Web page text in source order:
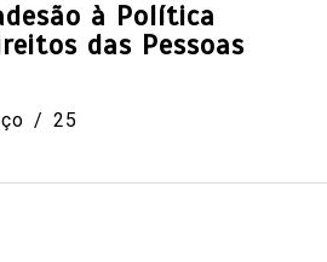
à Política
das Pessoas
25